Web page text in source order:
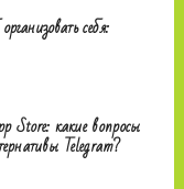
себя:
Store: какие вопросы
Telegram?